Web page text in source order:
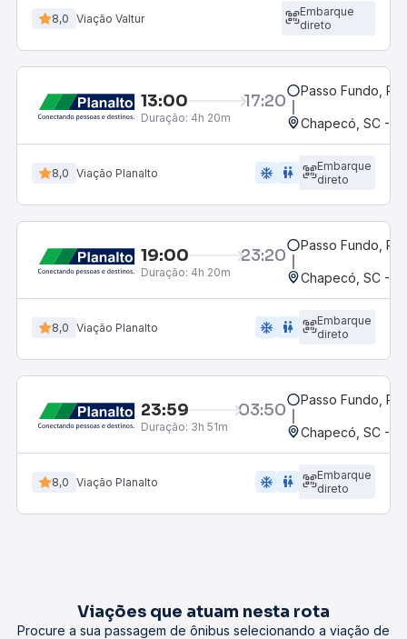
8,0 Viação Valtur
Embarque
direto
13:00 17:20
Duração: 4h 20m
Passo Fundo, RS
Chapecó, SC -
8,0 Viação Planalto ac_unit wc
Embarque
direto
19:00 23:20
Duração: 4h 20m
Passo Fundo, RS
Chapecó, SC -
8,0 Viação Planalto ac_unit wc
Embarque
direto
23:59 03:50
Duração: 3h 51m
Passo Fundo, RS
Chapecó, SC -
8,0 Viação Planalto ac_unit wc
Embarque
direto
Viações que atuam nesta rota
Procure a sua passagem de ônibus selecionando a viação de